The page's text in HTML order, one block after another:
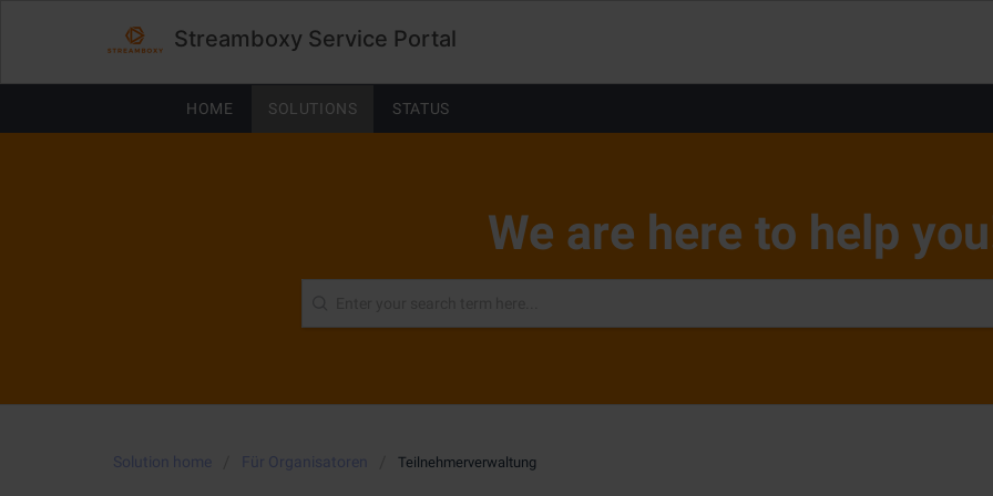
Streamboxy Service Portal
HOME SOLUTIONS STATUS
We are here to help
Solution home Für Organisatoren Teilnehmerverwaltung